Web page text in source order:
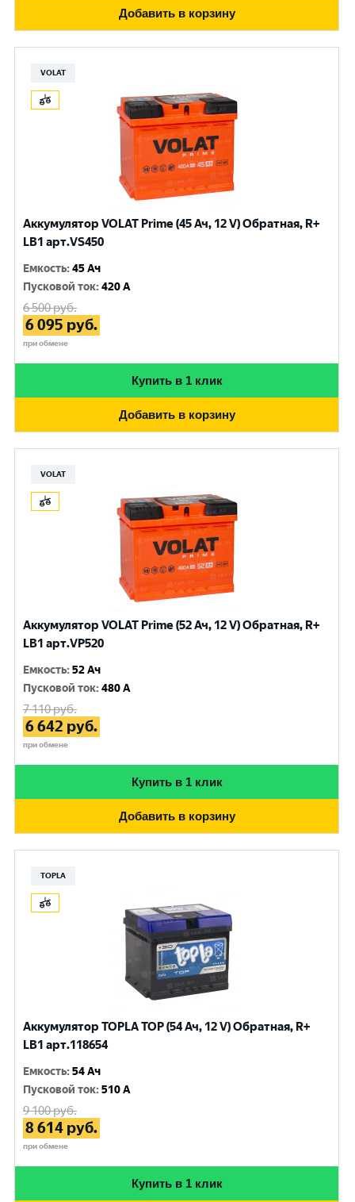
Добавить в корзину
VOLAT
Аккумулятор VOLAT Prime (45 Ач, 12 V) Обратная, R+
LB1 арт.VS450
Емкость:45 Ач
Пусковой ток:420 A
6 500руб.
6 095 руб.
при обмене
Купить в 1 клик
Добавить в корзину
VOLAT
Аккумулятор VOLAT Prime (52 Ач, 12 V) Обратная, R+
LB1 арт.VP520
Емкость:52 Ач
Пусковой ток:480 A
7 110руб.
6 642 руб.
при обмене
Купить в 1 клик
Добавить в корзину
TOPLA
Аккумулятор TOPLA TOP (54 Ач, 12 V) Обратная, R+
LB1 арт.118654
Емкость:54 Ач
Пусковой ток:510 A
9 100руб.
8 614 руб.
при обмене
Купить в 1 клик